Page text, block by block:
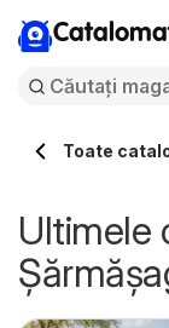
Toate
Ultimele